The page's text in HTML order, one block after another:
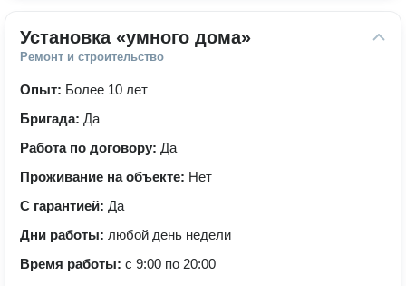
Установка «умного дома»
Ремонт и строительство
Опыт: Более 10 лет
Бригада: Да
Работа по договору: Да
Проживание на объекте: Нет
С гарантией: Да
Дни работы: любой день недели
Время работы: с 9:00 по 20:00